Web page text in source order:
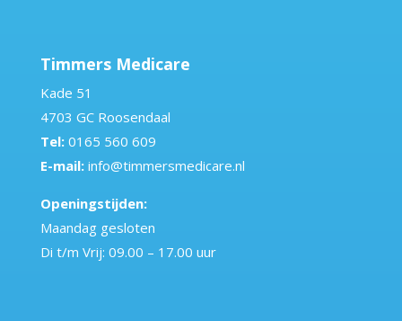
Timmers Medicare
Kade 51
4703 GC Roosendaal
Tel: 0165 560 609
E-mail: info@timmersmedicare.nl
Openingstijden:
Maandag gesloten
Di t/m Vrij: 09.00 – 17.00 uur